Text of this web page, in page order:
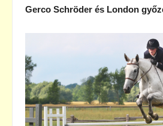
Gerco Schröder és London